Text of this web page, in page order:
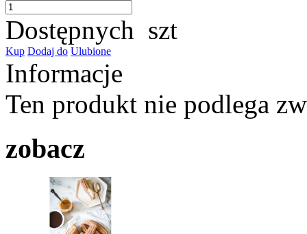
Dostępnych szt
Kup Dodaj do Ulubione
Informacje
Ten produkt nie podlega
zobacz